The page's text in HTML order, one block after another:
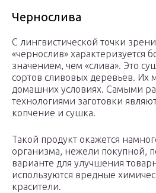
Чернослива
С лингвистической точки
«чернослив» характеризуется
значением, чем «слива». Это
сортов сливовых деревьев. Их
домашних условиях. Самыми
технологиями заготовки
копчение и сушка.
Такой продукт окажется
организма, нежели покупной,
варианте для улучшения
используются вредные
красители.